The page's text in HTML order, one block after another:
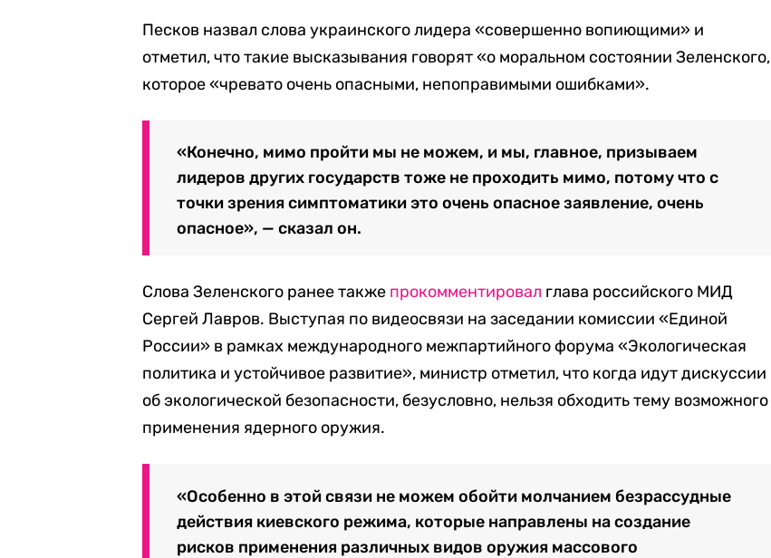
Песков назвал слова украинского лидера «совершенно вопиющими» и
отметил, что такие высказывания говорят «о моральном состоянии Зеленского,
которое «чревато очень опасными, непоправимыми ошибками».
«Конечно, мимо пройти мы не можем, и мы, главное, призываем
лидеров других государств тоже не проходить мимо, потому что с
точки зрения симптоматики это очень опасное заявление, очень
опасное», — сказал он.
Слова Зеленского ранее также прокомментировал глава российского МИД
Сергей Лавров. Выступая по видеосвязи на заседании комиссии «Единой
России» в рамках международного межпартийного форума «Экологическая
политика и устойчивое развитие», министр отметил, что когда идут дискуссии
об экологической безопасности, безусловно, нельзя обходить тему возможного
применения ядерного оружия.
«Особенно в этой связи не можем обойти молчанием безрассудные
действия киевского режима, которые направлены на создание
рисков применения различных видов оружия массового